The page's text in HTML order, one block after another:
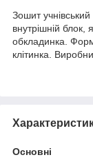
Зошит
внутрішній
обкладинка.
клітинка.
Основні